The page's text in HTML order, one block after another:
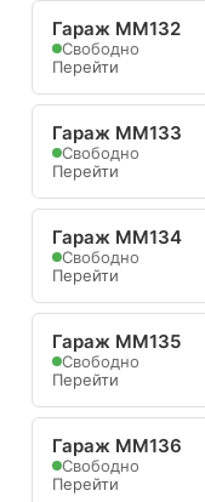
Гараж ММ132
Свободно
Перейти
Гараж ММ133
Свободно
Перейти
Гараж ММ134
Свободно
Перейти
Гараж ММ135
Свободно
Перейти
Гараж ММ136
Свободно
Перейти